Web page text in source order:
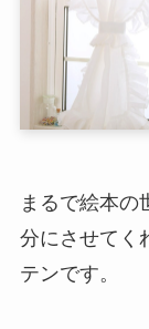
まるで絵本の
分にさせてく
テンです。